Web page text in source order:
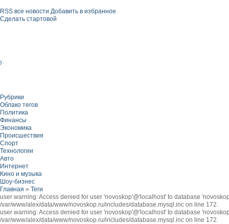
RSS все новости Добавить в избранное
Сделать стартовой
Рубрики
Облако тегов
Политика
Финансы
Экономика
Происшествия
Спорт
Технологии
Авто
Интернет
Кино и музыка
Шоу-бизнес
Главная » Теги
user warning: Access denied for user 'novoskop'@'localhost' to database
/var/www/alex/data/www/novoskop.ru/includes/database.mysql.inc on line 172.
user warning: Access denied for user 'novoskop'@'localhost' to database
/var/www/alex/data/www/novoskop.ru/includes/database.mysql.inc on line 172.